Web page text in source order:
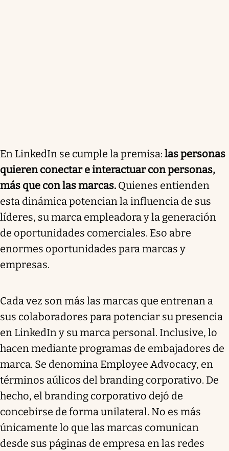
En LinkedIn se cumple la premisa: las personas
quieren conectar e interactuar con personas,
más que con las marcas. Quienes entienden
esta dinámica potencian la influencia de sus
líderes, su marca empleadora y la generación
de oportunidades comerciales. Eso abre
enormes oportunidades para marcas y
empresas.
Cada vez son más las marcas que entrenan a
sus colaboradores para potenciar su presencia
en LinkedIn y su marca personal. Inclusive, lo
hacen mediante programas de embajadores de
marca. Se denomina Employee Advocacy, en
términos aúlicos del branding corporativo. De
hecho, el branding corporativo dejó de
concebirse de forma unilateral. No es más
únicamente lo que las marcas comunican
desde sus páginas de empresa en las redes